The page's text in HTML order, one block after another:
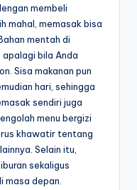
membeli
mahal, memasak bisa
mentah di
apalagi bila Anda
Sisa makanan pun
hari, sehingga
sendiri juga
menu bergizi
khawatir tentang
Selain itu,
sekaligus
masa depan.